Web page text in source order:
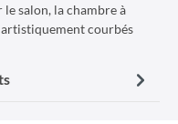
salon, la chambre à
courbés